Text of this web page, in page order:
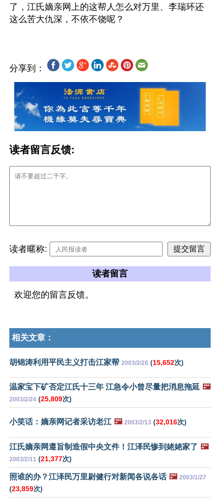
了，江氏嫡亲网上的这帮人怎么对万里、李瑞环还
分享到：
读者留言反馈:
读者暱称:
读者留言
欢迎您的留言反馈。
相关文章：
胡锦涛利用平民主义打击江家帮 2003/2/28 (15,652次)
温家宝下矿否定江氏十三年 江急令小曾尽量把消息拖延 🖼️
2003/2/24 (25,809次)
小笑话：嫡亲网记者采访老江 🖼️ 2003/2/13 (32,016次)
江氏嫡亲网遵旨制造假中央文件！江泽民惨到姥姥家了 🖼️
2003/2/11 (21,377次)
照谁的办？江泽民万里尉健行对新闻各说各话 🖼️ 2003/1/27
(23,859次)